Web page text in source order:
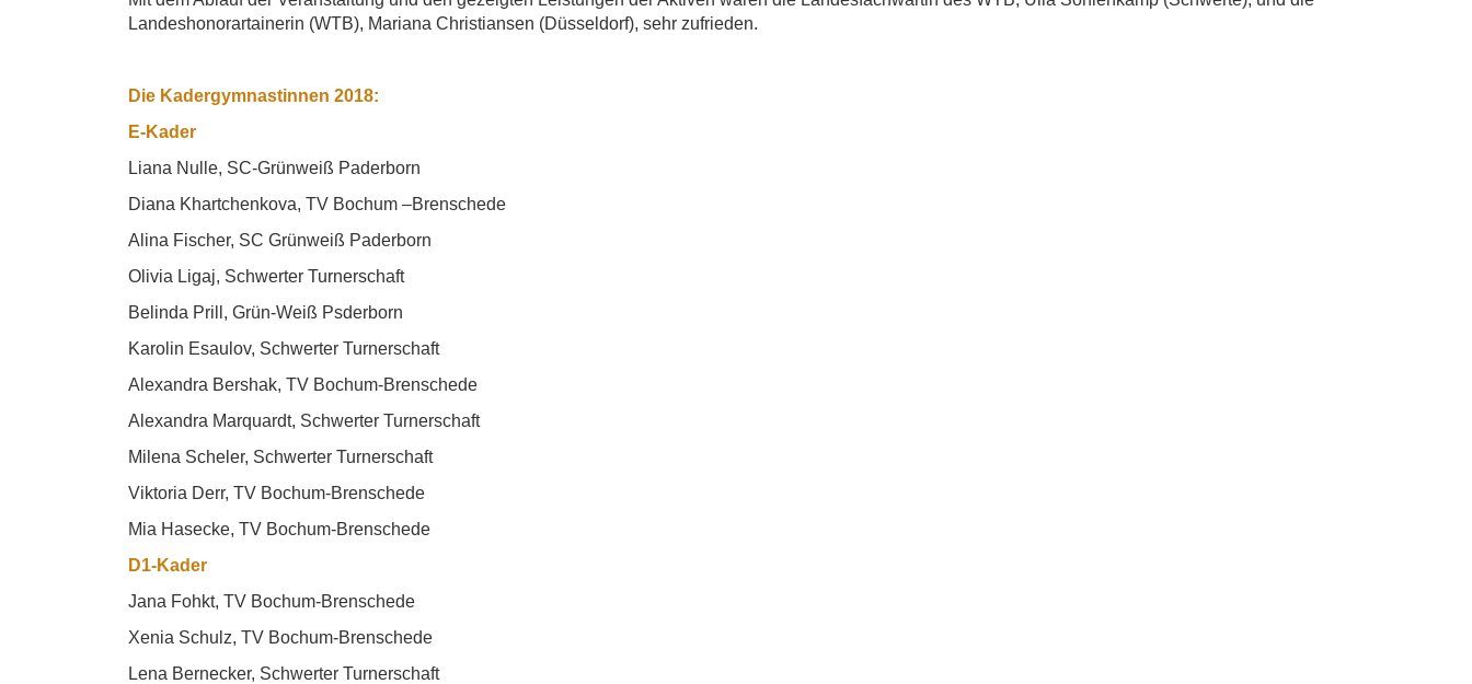
Landeshonorartainerin (WTB), Mariana Christiansen (Düsseldorf), sehr zufrieden.
Die Kadergymnastinnen 2018:
E-Kader
Liana Nulle, SC-Grünweiß Paderborn
Diana Khartchenkova, TV Bochum –Brenschede
Alina Fischer, SC Grünweiß Paderborn
Olivia Ligaj, Schwerter Turnerschaft
Belinda Prill, Grün-Weiß Psderborn
Karolin Esaulov, Schwerter Turnerschaft
Alexandra Bershak, TV Bochum-Brenschede
Alexandra Marquardt, Schwerter Turnerschaft
Milena Scheler, Schwerter Turnerschaft
Viktoria Derr, TV Bochum-Brenschede
Mia Hasecke, TV Bochum-Brenschede
D1-Kader
Jana Fohkt, TV Bochum-Brenschede
Xenia Schulz, TV Bochum-Brenschede
Lena Bernecker, Schwerter Turnerschaft